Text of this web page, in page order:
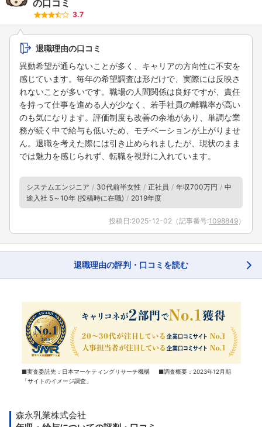
の口コミ
3.7
退職理由の口コミ
異動希望が通らないことが多く、キャリアの方向性に不安を
感じています。毎年の希望調査は形だけで、実際には反映さ
れないことが多いです。職場の人間関係は良好ですが、責任
を持って仕事を進める人が少なく、若手社員の離職率が高い
のも気になります。評価制度も改善の余地があり、単調な業
務が続く中で給与も低いため、モチベーションが上がりませ
ん。退職を考えた際には引き止められましたが、現状のまま
では魅力を感じられず、転職を視野に入れています。
システムエンジニア 30代前半女性 正社員 年収700万円
中
途入社 5～10年 (投稿時に在職)
2019年度
投稿日:2025-12-02 （記事番号:1098849）
退職理由の評判・口コミを読む
■実査委託先：日本マーケティングリサーチ機構 ■調査概要：2023年12月期
「サイトのイメージ調査」
森永乳業株式会社